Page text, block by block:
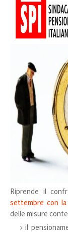
Riprende il
settembre con
delle misure
il